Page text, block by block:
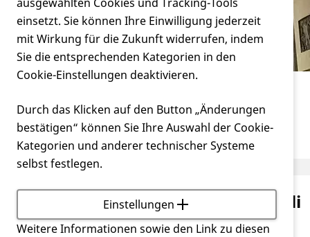
Service
Aktivitäten im laufenden Jahr
Landesverband Berlin-Brandenburg
Aktivitäten im laufenden Jahr
Aktivitäten Juli
2026
einsetzt. Sie können Ihre Einwilligung jederzeit
mit Wirkung für die Zukunft widerrufen, indem
Sie die entsprechenden Kategorien in den
Cookie-Einstellungen deaktivieren.
Durch das Klicken auf den Button „Änderungen
bestätigen“ können Sie Ihre Auswahl der Cookie-
Kategorien und anderer technischer Systeme
selbst festlegen.
Einstellungen
Weitere Informationen sowie den Link zu diesen